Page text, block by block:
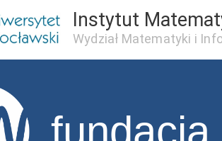
Instytut
Wydział Matematyki i